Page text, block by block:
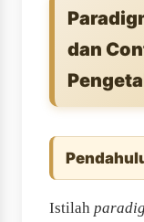
dan
Istilah